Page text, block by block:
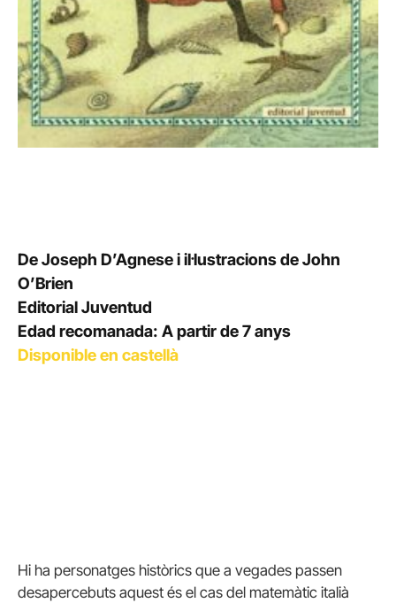
De Joseph D’Agnese i il·lustracions de John
O’Brien
Editorial Juventud
Edad recomanada: A partir de 7 anys
Disponible en castellà
Hi ha personatges històrics que a vegades passen
desapercebuts aquest és el cas del matemàtic italià